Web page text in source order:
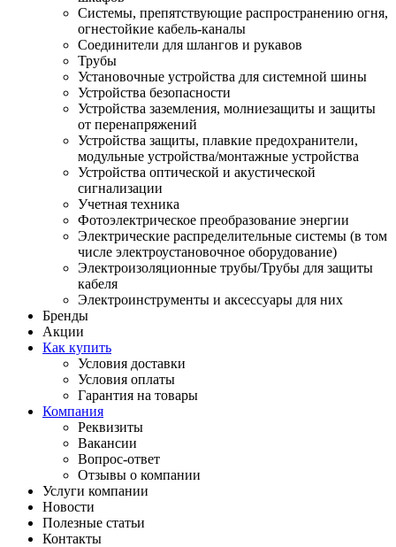
Системы, препятствующие распространению огня,
огнестойкие кабель-каналы
Соединители для шлангов и рукавов
Трубы
Установочные устройства для системной шины
Устройства безопасности
Устройства заземления, молниезащиты и защиты
от перенапряжений
Устройства защиты, плавкие предохранители,
модульные устройства/монтажные устройства
Устройства оптической и акустической
сигнализации
Учетная техника
Фотоэлектрическое преобразование энергии
Электрические распределительные системы (в том
числе электроустановочное оборудование)
Электроизоляционные трубы/Трубы для защиты
кабеля
Электроинструменты и аксессуары для них
Бренды
Акции
Как купить
Условия доставки
Условия оплаты
Гарантия на товары
Компания
Реквизиты
Вакансии
Вопрос-ответ
Отзывы о компании
Услуги компании
Новости
Полезные статьи
Контакты